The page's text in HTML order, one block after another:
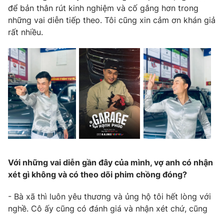
để bản thân rút kinh nghiệm và cố gắng hơn trong
những vai diễn tiếp theo. Tôi cũng xin cảm ơn khán giả
rất nhiều.
Với những vai diễn gần đây của mình, vợ anh có nhận
xét gì không và có theo dõi phim chồng đóng?
- Bà xã thì luôn yêu thương và ủng hộ tôi hết lòng với
nghề. Cô ấy cũng có đánh giá và nhận xét chứ, cũng